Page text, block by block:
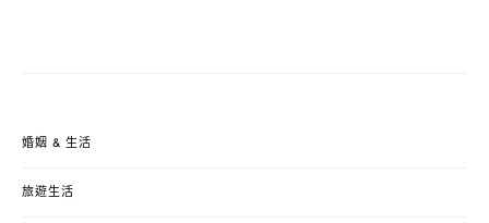
婚姻 & 生活
旅遊生活